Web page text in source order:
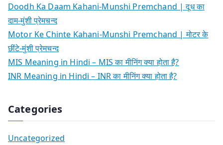
Doodh Ka Daam Kahani-Munshi Premchand | दूध का
दाम-मुंशी प्रेमचन्द
Motor Ke Chinte Kahani-Munshi Premchand | मोटर के
छींटे-मुंशी प्रेमचन्द
MIS Meaning in Hindi – MIS का मीनिंग क्या होता है?
INR Meaning in Hindi – INR का मीनिंग क्या होता है?
Categories
Uncategorized